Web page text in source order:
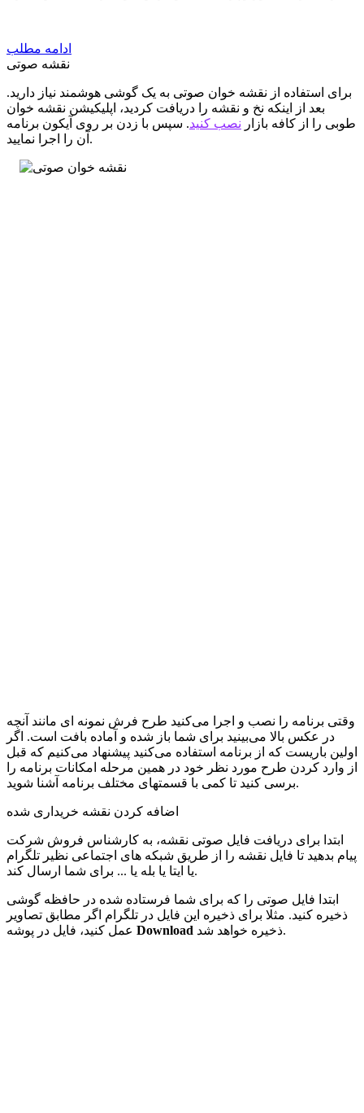
ادامه مطلب
نقشه صوتی
برای استفاده از نقشه خوان صوتی به یک گوشی هوشمند نیاز دارید.
بعد از اینکه نخ و نقشه را دریافت کردید، اپلیکیشن نقشه خوان
طوبی را از کافه بازار نصب کنید. سپس با زدن بر روی آیکون برنامه
آن را اجرا نمایید.
وقتی برنامه را نصب و اجرا می‌کنید طرح فرش نمونه ای مانند آنچه
در عکس بالا می‌بینید برای شما باز شده و آماده بافت است. اگر
اولین باریست که از برنامه استفاده می‌کنید پیشنهاد می‌کنیم که قبل
از وارد کردن طرح مورد نظر خود در همین مرحله امکانات برنامه را
برسی کنید تا کمی با قسمتهای مختلف برنامه آشنا شوید.
اضافه کردن نقشه خریداری شده
ابتدا برای دریافت فایل صوتی نقشه، به کارشناس فروش شرکت
پیام بدهید تا فایل نقشه را از طریق شبکه های اجتماعی نظیر تلگرام
یا ایتا یا بله یا ... برای شما ارسال کند.
ابتدا فایل صوتی را که برای شما فرستاده شده در حافظه گوشی
ذخیره کنید. مثلا برای ذخیره این فایل در تلگرام اگر مطابق تصاویر
Download ذخیره خواهد شد.